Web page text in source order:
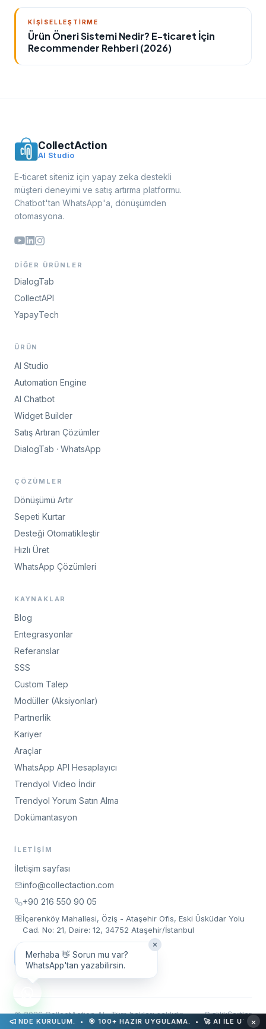
KIŞISELLEŞTIRME
Ürün Öneri Sistemi Nedir? E-ticaret İçin
Recommender Rehberi (2026)
CollectAction
AI Studio
E-ticaret siteniz için yapay zeka destekli
müşteri deneyimi ve satış artırma platformu.
Chatbot'tan WhatsApp'a, dönüşümden
otomasyona.
DIĞER ÜRÜNLER
DialogTab
CollectAPI
YapayTech
ÜRÜN
AI Studio
Automation Engine
AI Chatbot
Widget Builder
Satış Artıran Çözümler
DialogTab · WhatsApp
ÇÖZÜMLER
Dönüşümü Artır
Sepeti Kurtar
Desteği Otomatikleştir
Hızlı Üret
WhatsApp Çözümleri
KAYNAKLAR
Blog
Entegrasyonlar
Referanslar
SSS
Custom Talep
Modüller (Aksiyonlar)
Partnerlik
Kariyer
Araçlar
WhatsApp API Hesaplayıcı
Trendyol Video İndir
Trendyol Yorum Satın Alma
Dokümantasyon
İLETIŞIM
İletişim sayfası
info@collectaction.com
+90 216 550 90 05
İçerenköy Mahallesi, Öziş - Ataşehir Ofis, Eski Üsküdar Yolu
Cad. No: 21, Daire: 12, 34752 Ataşehir/İstanbul
Toplantı Talep Et
©2026CollectAction AI ·Tüm hakları saklıdır GizlilikŞartlar
Merhaba 👋 Sorun mu var?
WhatsApp'tan yazabilirsin.
• 🎯 100+ HAZIR UYGULAMA. •🚀 AI İLE UYGULAMANI ×